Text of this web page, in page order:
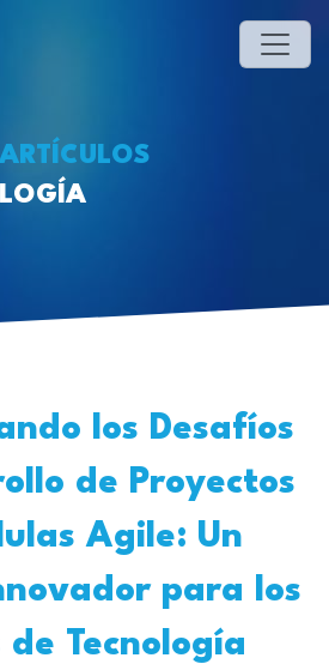
los Desafíos
de Proyectos
Agile: Un
para los
de Tecnología